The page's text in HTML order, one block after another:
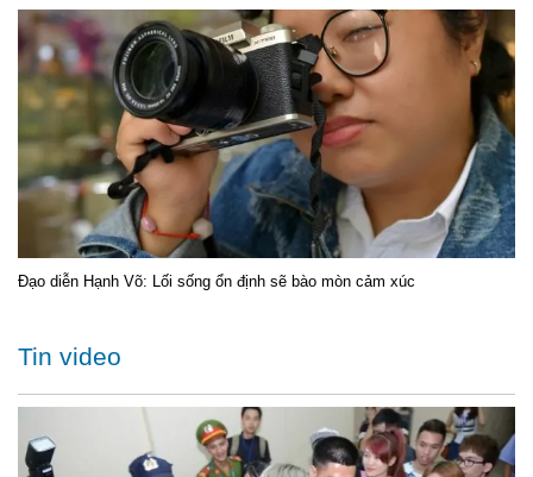
Đạo diễn Hạnh Võ: Lối sống ổn định sẽ bào mòn cảm xúc
Tin video